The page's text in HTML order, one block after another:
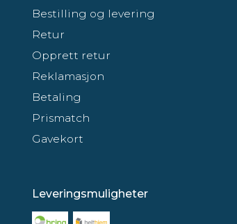
Bestilling og levering
Retur
Opprett retur
Reklamasjon
Betaling
Prismatch
Gavekort
Leveringsmuligheter